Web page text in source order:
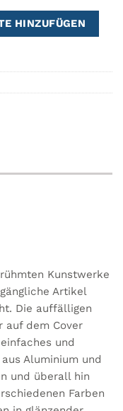
HINZUFÜGEN
Kunstwerke
Artikel
Die auffälligen
auf dem Cover
und
Aluminium und
und überall hin
Farben